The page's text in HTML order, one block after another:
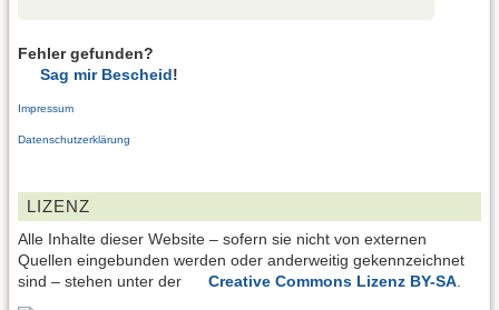
Fehler gefunden?
Sag mir Bescheid!
Impressum
Datenschutzerklärung
LIZENZ
Alle Inhalte dieser Website – sofern sie nicht von externen
Quellen eingebunden werden oder anderweitig gekennzeichnet
sind – stehen unter der
Creative Commons Lizenz BY-SA.